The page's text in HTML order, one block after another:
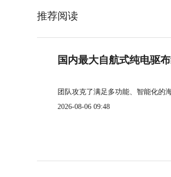
推荐阅读
国内最大自航式纯电驱
团队攻克了满足多功能、智能化的
2026-08-06 09:48